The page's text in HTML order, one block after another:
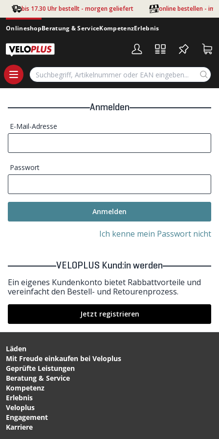
Zum Hauptinhalt springen
bis 17.30 Uhr bestellt - morgen geliefert online bestellen - im
OnlineshopBeratung & ServiceKompetenzErlebnis
Anmelden
E-Mail-Adresse
Passwort
Anmelden
Ich kenne mein Passwort nicht
VELOPLUS Kund:in werden
Ein eigenes Kundenkonto bietet Rabbattvorteile und
vereinfacht den Bestell- und Retourenprozess.
Jetzt registrieren
Läden
Mit Freude einkaufen bei Veloplus
Geprüfte Leistungen
Beratung & Service
Kompetenz
Erlebnis
Veloplus
Engagement
Karriere